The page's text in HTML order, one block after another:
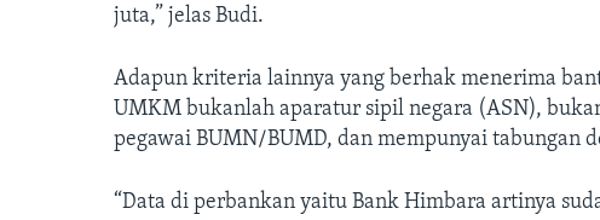
juta,” jelas Budi.
Adapun kriteria lainnya yang berhak menerima
UMKM bukanlah aparatur sipil negara (ASN),
pegawai BUMN/BUMD, dan mempunyai tabungan
“Data di perbankan yaitu Bank Himbara artinya